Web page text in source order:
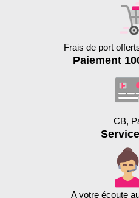
Frais de port
Paiement
CB,
A votre écoute